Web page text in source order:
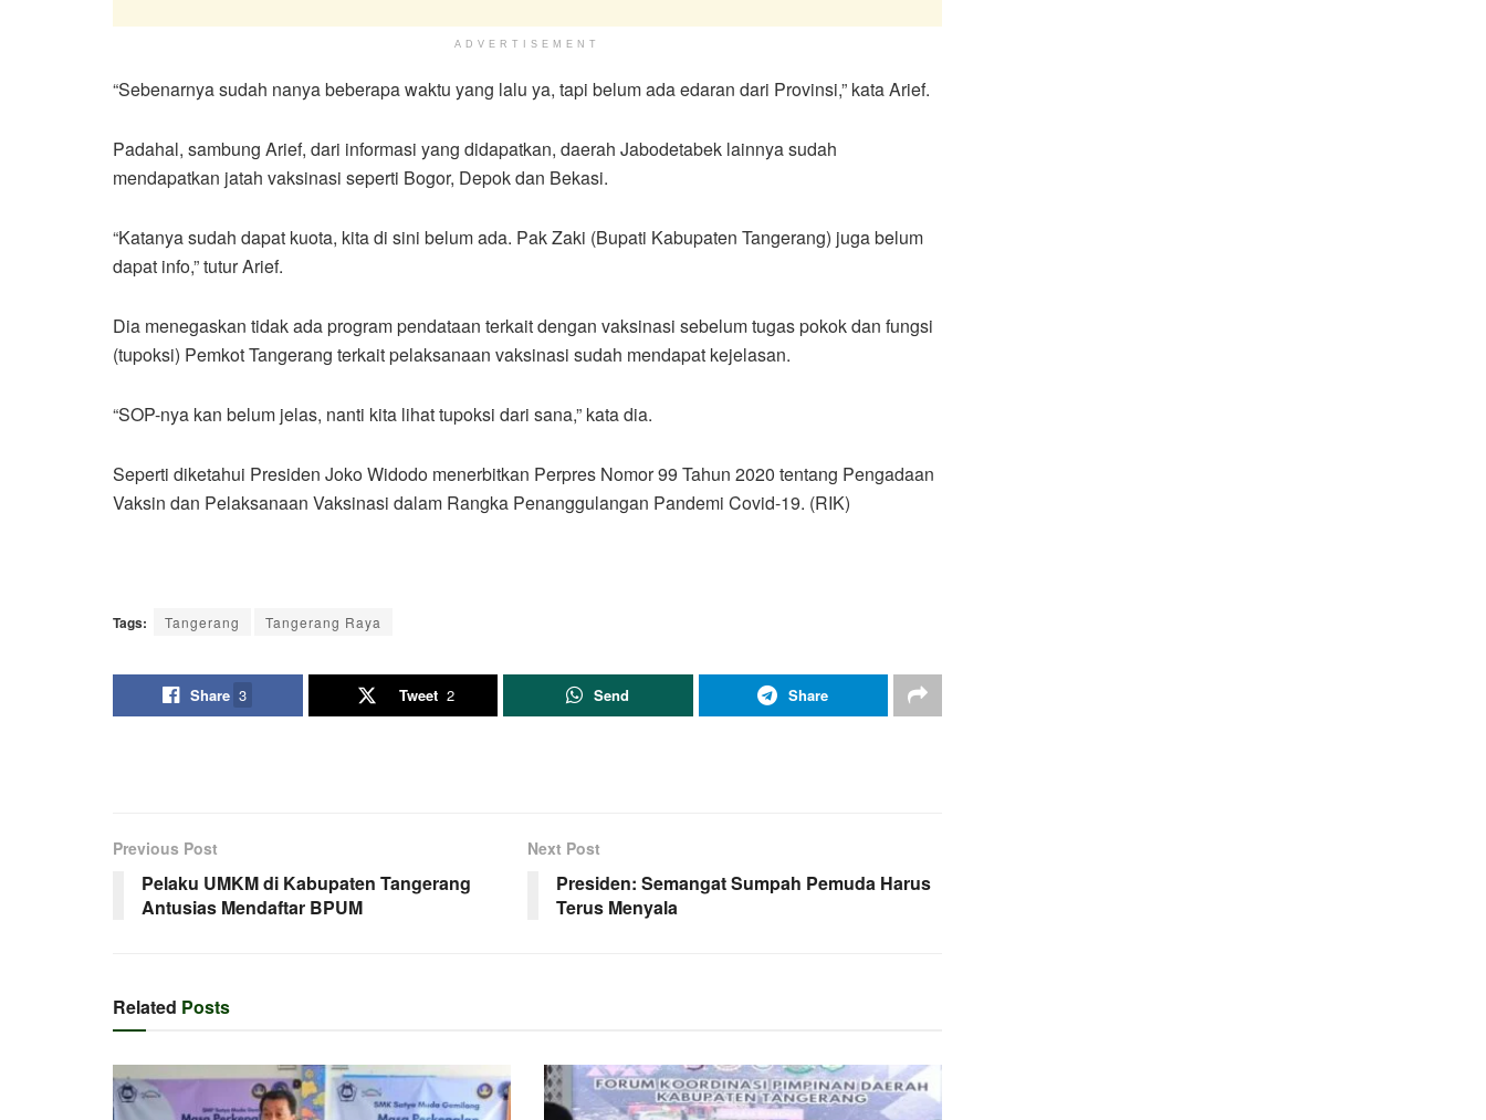
ADVERTISEMENT
“Sebenarnya sudah nanya beberapa waktu yang lalu ya, tapi belum ada edaran dari Provinsi,” kata Arief.
Padahal, sambung Arief, dari informasi yang didapatkan, daerah Jabodetabek lainnya sudah
mendapatkan jatah vaksinasi seperti Bogor, Depok dan Bekasi.
“Katanya sudah dapat kuota, kita di sini belum ada. Pak Zaki (Bupati Kabupaten Tangerang) juga belum
dapat info,” tutur Arief.
Dia menegaskan tidak ada program pendataan terkait dengan vaksinasi sebelum tugas pokok dan fungsi
(tupoksi) Pemkot Tangerang terkait pelaksanaan vaksinasi sudah mendapat kejelasan.
“SOP-nya kan belum jelas, nanti kita lihat tupoksi dari sana,” kata dia.
Seperti diketahui Presiden Joko Widodo menerbitkan Perpres Nomor 99 Tahun 2020 tentang Pengadaan
Vaksin dan Pelaksanaan Vaksinasi dalam Rangka Penanggulangan Pandemi Covid-19. (RIK)
Tags: Tangerang Tangerang Raya
Share 3 Tweet 2 Send Share
Previous Post
Pelaku UMKM di Kabupaten Tangerang
Antusias Mendaftar BPUM
Next Post
Presiden: Semangat Sumpah Pemuda Harus
Terus Menyala
Related Posts